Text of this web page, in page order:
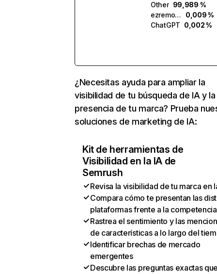
Other 99,989 %
ezremove.ai
0,009 %
ChatGPT 0,002 %
¿Necesitas ayuda para ampliar la
visibilidad de tu búsqueda de IA y la
presencia de tu marca? Prueba
soluciones de marketing de IA:
Kit de herramientas de
Visibilidad en la IA de
Semrush
Revisa la visibilidad de tu marca en
Compara cómo te presentan las
plataformas frente a la competencia
Rastrea el sentimiento y las
de características a lo largo del
Identificar brechas de mercado
emergentes
Descubre las preguntas exactas